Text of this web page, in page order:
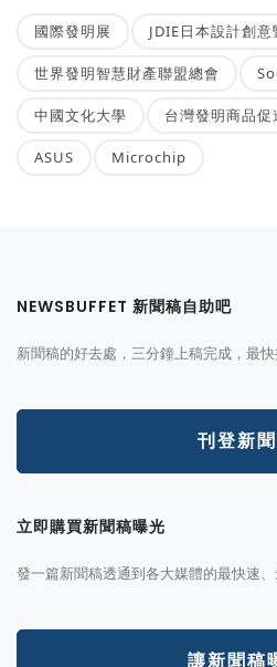
國際發明展 JDIE日本設計創意
世界發明智慧財產聯盟總會
中國文化大學 台灣發明商品促
ASUS Microchip
NEWSBUFFET 新聞稿自助吧
新聞稿的好去處，三分鐘上稿完成，最
刊登新
立即購買新聞稿曝光
發一篇新聞稿透通到各大媒體的最快速、
讓新聞稿